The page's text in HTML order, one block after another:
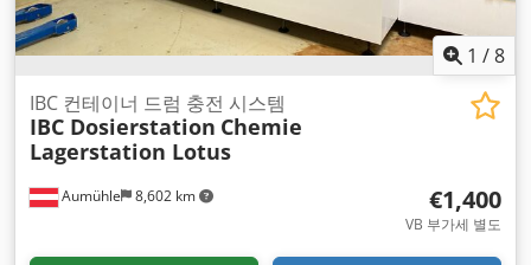
1 /8
Aumühle 8,602 km
IBC 컨테이너 드럼 충전 시스템
IBC Dosierstation Chemie
Lagerstation Lotus
€1,400
VB 부가세 별도